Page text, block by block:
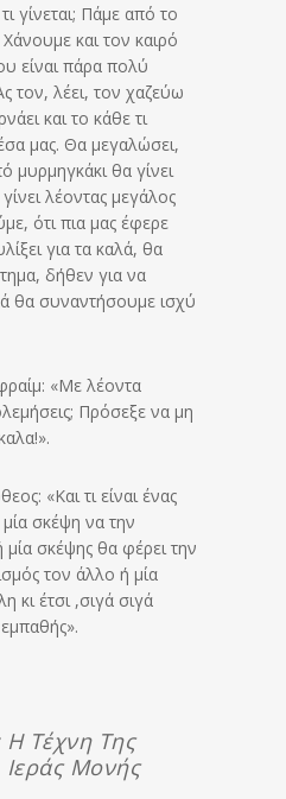
γίνεται; Πάμε από το
και τον καιρό
είναι πάρα πολύ
τον, λέει, τον χαζεύω
και το κάθε τι
μας. Θα μεγαλώσει,
μυρμηγκάκι θα γίνει
λέοντας μεγάλος
ότι πια μας έφερε
για τα καλά, θα
δήθεν για να
θα συναντήσουμε ισχύ
«Με λέοντα
Πρόσεξε να μη
«Και τι είναι ένας
σκέψη να την
σκέψης θα φέρει την
τον άλλο ή μία
κι έτσι ,σιγά σιγά
Η Τέχνη Της
Μονής